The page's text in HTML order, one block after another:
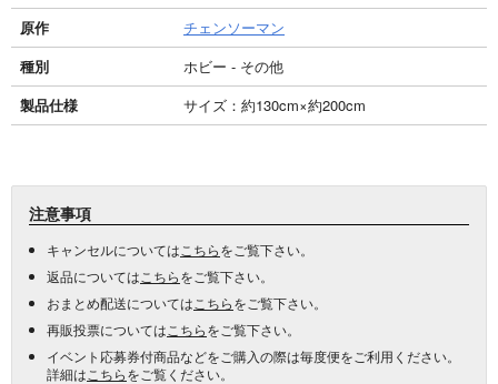
原作
チェンソーマン
種別
ホビー - その他
製品仕様
サイズ：約130cm×約200cm
注意事項
キャンセルについては こちらをご覧下さい。
返品については こちらをご覧下さい。
おまとめ配送については こちらをご覧下さい。
再販投票については こちらをご覧下さい。
イベント応募券付商品などをご購入の際は毎度便をご利用ください。
詳細は こちらをご覧ください。